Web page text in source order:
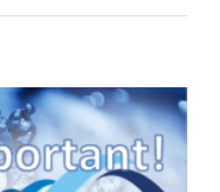
Important